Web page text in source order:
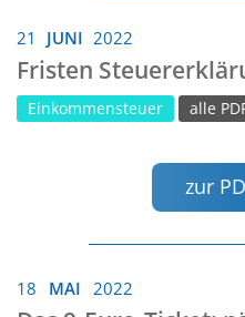
21 JUNI 2022
Fristen
Einkommensteuer alle
zur
18 MAI 2022